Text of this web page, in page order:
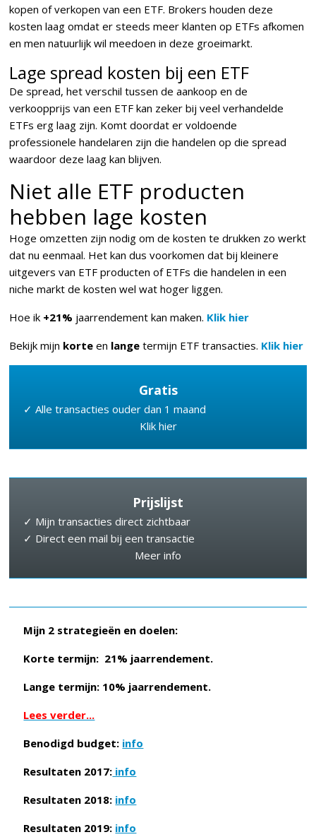
kopen of verkopen van een ETF. Brokers houden deze
kosten laag omdat er steeds meer klanten op ETFs afkomen
en men natuurlijk wil meedoen in deze groeimarkt.
Lage spread kosten bij een ETF
De spread, het verschil tussen de aankoop en de
verkoopprijs van een ETF kan zeker bij veel verhandelde
ETFs erg laag zijn. Komt doordat er voldoende
professionele handelaren zijn die handelen op die spread
waardoor deze laag kan blijven.
Niet alle ETF producten
hebben lage kosten
Hoge omzetten zijn nodig om de kosten te drukken zo werkt
dat nu eenmaal. Het kan dus voorkomen dat bij kleinere
uitgevers van ETF producten of ETFs die handelen in een
niche markt de kosten wel wat hoger liggen.
Hoe ik +21% jaarrendement kan maken. Klik hier
Bekijk mijn korte en lange termijn ETF transacties. Klik hier
Gratis
✓ Alle transacties ouder dan 1 maand
Klik hier
Prijslijst
✓ Mijn transacties direct zichtbaar
✓ Direct een mail bij een transactie
Meer info
Mijn 2 strategieën en doelen:
Korte termijn: 21% jaarrendement.
Lange termijn: 10% jaarrendement.
Lees verder...
Benodigd budget: info
Resultaten 2017: info
Resultaten 2018: info
Resultaten 2019: info